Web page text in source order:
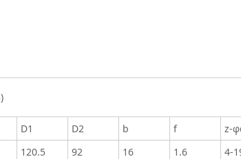
D1 D2 b f z-
120.5 92 16 1.6 4-